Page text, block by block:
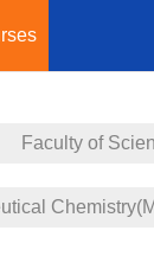
Faculty of